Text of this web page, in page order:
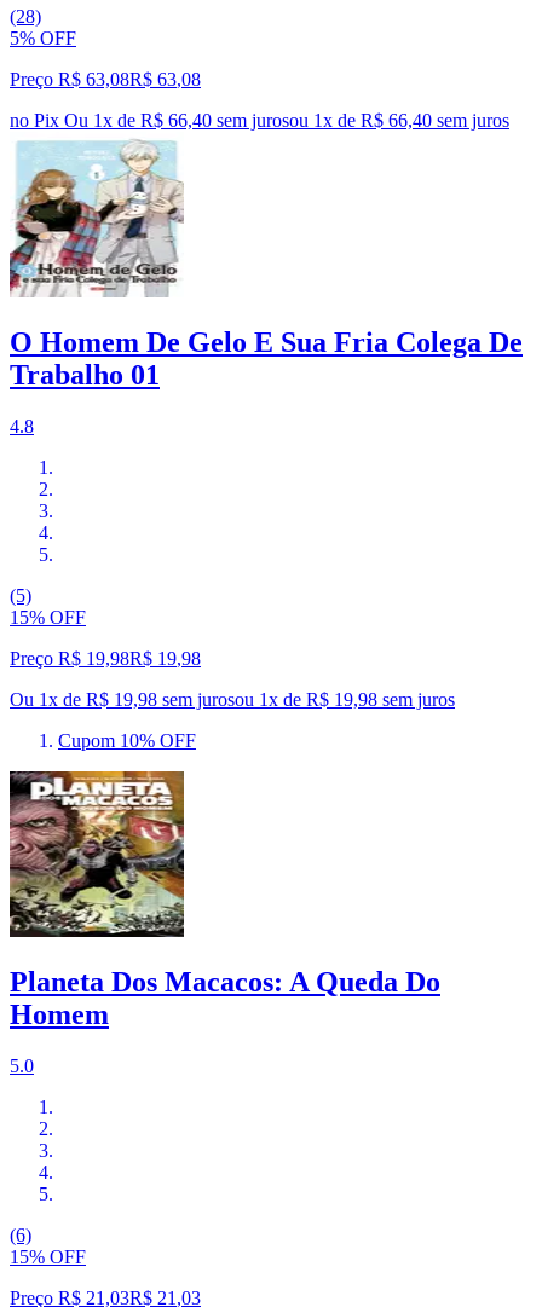
(28)
5% OFF
Preço R$ 63,08R$ 63,08
no Pix Ou 1x de R$ 66,40 sem jurosou 1x de R$ 66,40 sem juros
O Homem De Gelo E Sua Fria Colega De
Trabalho 01
4.8
(5)
15% OFF
Preço R$ 19,98R$ 19,98
Ou 1x de R$ 19,98 sem jurosou 1x de R$ 19,98 sem juros
Cupom 10% OFF
Planeta Dos Macacos: A Queda Do
Homem
5.0
(6)
15% OFF
Preço R$ 21,03R$ 21 ,03